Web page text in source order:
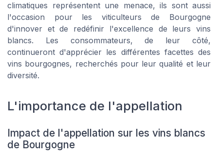
climatiques représentent une menace, ils sont aussi
l'occasion pour les viticulteurs de Bourgogne
d'innover et de redéfinir l'excellence de leurs vins
blancs. Les consommateurs, de leur côté,
continueront d'apprécier les différentes facettes des
vins bourgognes, recherchés pour leur qualité et leur
diversité.
L'importance de l'appellation
Impact de l'appellation sur les vins blancs
de Bourgogne